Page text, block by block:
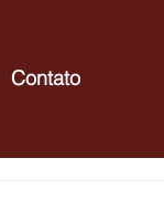
Contato